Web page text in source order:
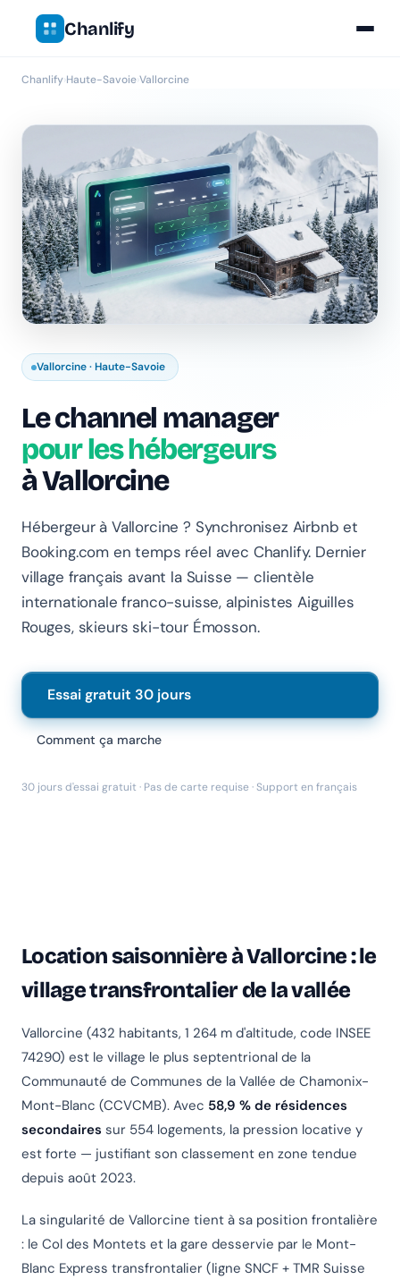
Chanlify
Chanlify›Haute-Savoie›Vallorcine
Vallorcine · Haute-Savoie
Le channel manager
pour les hébergeurs
à Vallorcine
Hébergeur à Vallorcine ? Synchronisez Airbnb et
Booking.com en temps réel avec Chanlify. Dernier
village français avant la Suisse — clientèle
internationale franco-suisse, alpinistes Aiguilles
Rouges, skieurs ski-tour Émosson.
Essai gratuit 30 jours
Comment ça marche
30 jours d'essai gratuit · Pas de carte requise · Support en français
Location saisonnière à Vallorcine : le
village transfrontalier de la vallée
Vallorcine (432 habitants, 1 264 m d'altitude, code INSEE
74290) est le village le plus septentrional de la
Communauté de Communes de la Vallée de Chamonix-
Mont-Blanc (CCVCMB). Avec 58,9 % de résidences
secondaires sur 554 logements, la pression locative y
est forte — justifiant son classement en zone tendue
depuis août 2023.
La singularité de Vallorcine tient à sa position frontalière
: le Col des Montets et la gare desservie par le Mont-
Blanc Express transfrontalier (ligne SNCF + TMR Suisse
Chanlify Assistant
En ligne · Online
Bonjour 👋 Je suis l'assistant Chanlify. Comment puis-
je vous aider ?
Hello! I'm the Chanlify assistant. How can I help?